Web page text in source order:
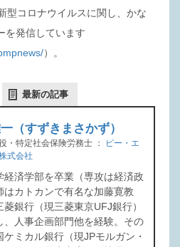
型コロナウイルスに関し、かな
を発信しています
）。
最新の記事
（すずきまさかず）
・特定社会保険労務士 ：
ピー・エ
式会社
経済学部を卒業（専攻は経済政
はカトカンで有名な加藤寛教
菱銀行（現三菱東京UFJ銀行）
、人事企画部門他を経験。その
ケミカル銀行（現JPモルガン・